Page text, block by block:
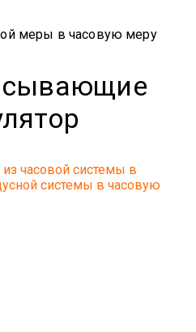
меры в часовую меру
часовой системы в
системы в часовую